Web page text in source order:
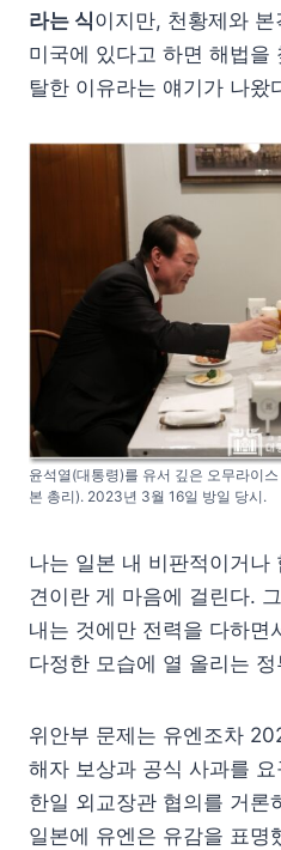
라는 식이지만, 천황제와
미국에 있다고 하면 해법을
탈한 이유라는 얘기가 나왔
윤석열(대통령)를 유서 깊은 오무라이
본 총리). 2023년 3월 16일 방일 당시.
나는 일본 내 비판적이거나
견이란 게 마음에 걸린다.
내는 것에만 전력을 다하면
다정한 모습에 열 올리는
위안부 문제는 유엔조차
해자 보상과 공식 사과를
한일 외교장관 협의를 거론
일본에 유엔은 유감을 표명